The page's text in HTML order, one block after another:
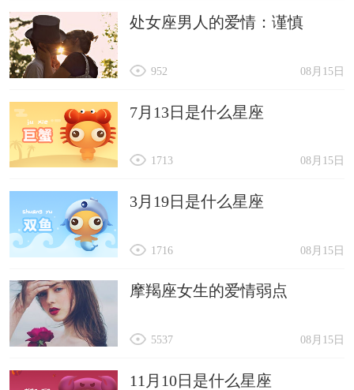
处女座男人的爱情：谨慎
08月15日
952
7月13日是什么星座
08月15日
1713
3月19日是什么星座
08月15日
1716
摩羯座女生的爱情弱点
08月15日
5537
11月10日是什么星座